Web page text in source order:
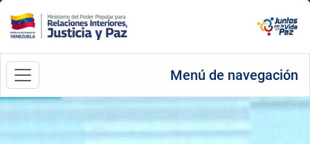
Menú de navegación